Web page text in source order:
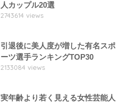
人カップル20選
2743614 views
引退後に美人度が増した有名スポ
ーツ選手ランキングTOP30
2133084 views
実年齢より若く見える女性芸能人